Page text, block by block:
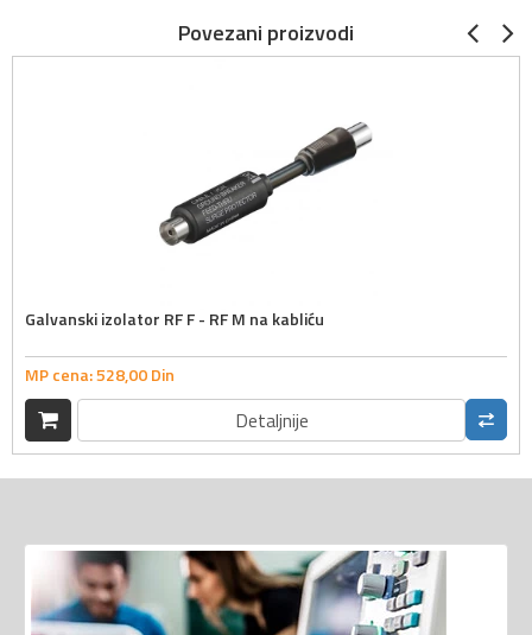
Povezani proizvodi
Galvanski izolator RF F - RF M na kabliću
MP cena:528,00Din
Detaljnije